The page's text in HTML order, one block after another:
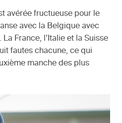
avérée fructueuse pour le
avec la Belgique avec
France, l’Italie et la Suisse
fautes chacune, ce qui
manche des plus